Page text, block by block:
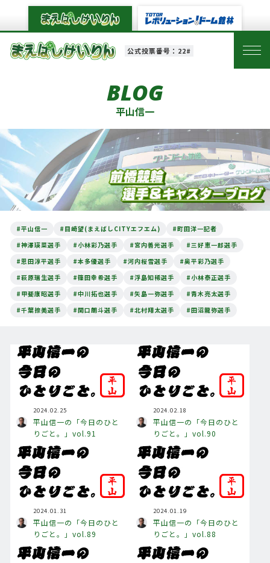
公式投票番号：22#
BLOG
平山信一
#平山信一 #目崎望(まえばしCITYエフエム)
#町田洋一記者
#神澤瑛菜選手
#小林彩乃選手 #宮内善光選手
#三好恵一郎選手
#恩田淳平選手
#本多優選手 #河内桜雪選手
#奥平彩乃選手
#萩原瑞生選手
#篠田幸希選手 #浮島知稀選手
#小林泰正選手
#甲斐康昭選手
#中川拓也選手 #矢島一弥選手
#青木亮太選手
#千葉捺美選手
#関口朗斗選手 #北村翔太選手 #田沼龍弥選手
2024.02.25
平山信一の「今日のひと
りごと。」vol.91
2024.02.18
平山信一の「今日のひと
りごと。」vol.90
2024.01.31
平山信一の「今日のひと
りごと。」vol.89
2024.01.19
平山信一の「今日のひと
りごと。」vol.88